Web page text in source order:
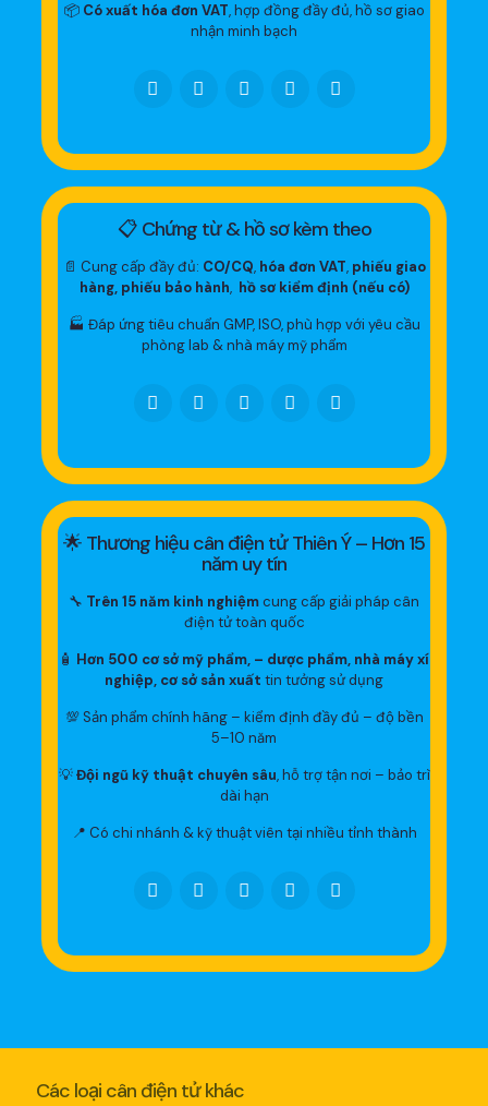
📦 Có xuất hóa đơn VAT, hợp đồng đầy đủ, hồ sơ giao
nhận minh bạch
📋 Chứng từ & hồ sơ kèm theo
📄 Cung cấp đầy đủ: CO/CQ, hóa đơn VAT, phiếu giao
hàng, phiếu bảo hành, hồ sơ kiểm định (nếu có)
🏭 Đáp ứng tiêu chuẩn GMP, ISO, phù hợp với yêu cầu
phòng lab & nhà máy mỹ phẩm
🌟 Thương hiệu cân điện tử Thiên Ý – Hơn 15
năm uy tín
🔧 Trên 15 năm kinh nghiệmcung cấp giải pháp cân
điện tử toàn quốc
🧴 Hơn 500 cơ sở mỹ phẩm, – dược phẩm, nhà máy xí
nghiệp, cơ sở sản xuất tin tưởng sử dụng
💯 Sản phẩm chính hãng – kiểm định đầy đủ – độ bền
5–10 năm
💡Đội ngũ kỹ thuật chuyên sâu, hỗ trợ tận nơi – bảo trì
dài hạn
📍 Có chi nhánh & kỹ thuật viên tại nhiều tỉnh thành
Các loại cân điện tử khác